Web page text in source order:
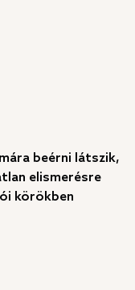
beérni látszik,
elismerésre
körökben